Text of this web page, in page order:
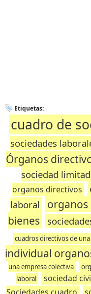
Etiquetas:
cuadro de
sociedades
Órganos
sociedad
organos directivos
laboral
organos
bienes
cuadros directivos de
individual
una empresa colectiva
laboral
sociedad